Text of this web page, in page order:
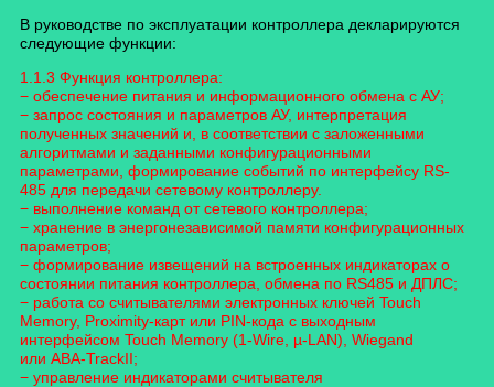
В руководстве по эксплуатации контроллера декларируются
следующие функции:
1.1.3 Функция контроллера:
− обеспечение питания и информационного обмена с АУ;
− запрос состояния и параметров АУ, интерпретация
полученных значений и, в соответствии с заложенными
алгоритмами и заданными конфигурационными
параметрами, формирование событий по интерфейсу RS-
485 для передачи сетевому контроллеру.
− выполнение команд от сетевого контроллера;
− хранение в энергонезависимой памяти конфигурационных
параметров;
− формирование извещений на встроенных индикаторах о
состоянии питания контроллера, обмена по RS485 и ДПЛС;
− работа со считывателями электронных ключей Touch
Memory, Proximity-карт или PIN-кода с выходным
интерфейсом Touch Memory (1-Wire, µ-LAN), Wiegand
или ABA-TrackII;
− управление индикаторами считывателя